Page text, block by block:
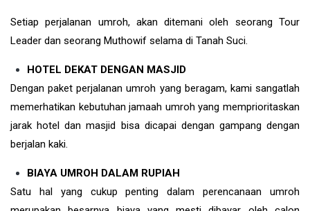
Setiap perjalanan umroh, akan ditemani oleh seorang Tour
Leader dan seorang Muthowif selama di Tanah Suci.
HOTEL DEKAT DENGAN MASJID
Dengan paket perjalanan umroh yang beragam, kami sangatlah
memerhatikan kebutuhan jamaah umroh yang memprioritaskan
jarak hotel dan masjid bisa dicapai dengan gampang dengan
berjalan kaki.
BIAYA UMROH DALAM RUPIAH
Satu hal yang cukup penting dalam perencanaan umroh